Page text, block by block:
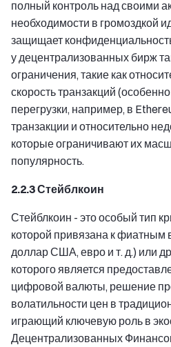
полный контроль над своими
необходимости в громоздкой
защищает
у децентрализованных бирж
ограничения, такие как
скорость транзакций
перегрузки, например, в
транзакции и относительно
которые ограничивают их
популярность.
2.2.3 Стейблкоин
Стейблкоин - это особый тип
которой привязана к фиатным
доллар США, евро и т. д.) или
которого является
цифровой валюты, решение
волатильности цен в
играющий ключевую роль в
Децентрализованных